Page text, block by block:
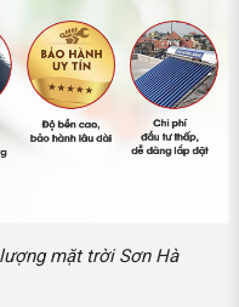
mặt trời Sơn Hà